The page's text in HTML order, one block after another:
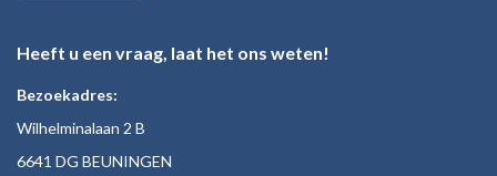
Heeft u een vraag, laat het ons weten!
Bezoekadres:
Wilhelminalaan 2 B
6641 DG BEUNINGEN